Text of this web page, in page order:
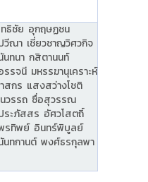
ธิชัย อุกฤษฏชน
ณา เชี่ยวชาญวิศวกิจ
ทนา กสิตานนท์
รจนี มหรรฆานุเคราะห์
สกร แสงสว่างโชติ
วรรถ ซื่อสุวรรณ
ะภัสสร อัศวโสตถิ์
รทิพย์ อินทร์พิบูลย์
ทกานต์ พงศ์ธรกุลพา